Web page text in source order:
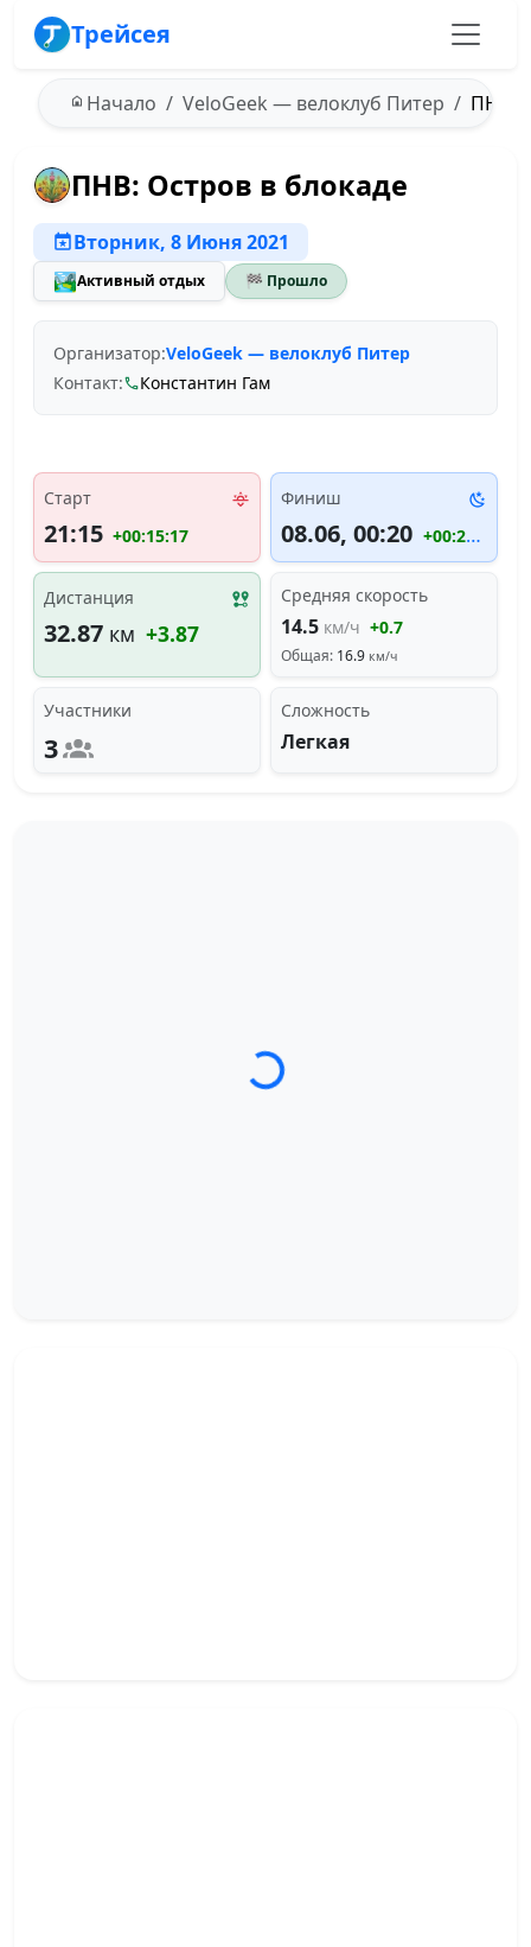
Трейсея
Начало VeloGeek — велоклуб Питер ПНВ:
ПНВ: Остров в блокаде
Вторник, 8 Июня 2021
🏞️Активный отдых 🏁 Прошло
Организатор:VeloGeek — велоклуб Питер
Контакт:
Константин Гам
Старт
21:15 +00:15:17
Финиш
08.06, 00:20 +00:20:58
Дистанция
32.87 км +3.87
Средняя скорость
14.5 км/ч +0.7
Общая: 16.9 км/ч
Участники
3
Сложность
Легкая
Загрузка трека...